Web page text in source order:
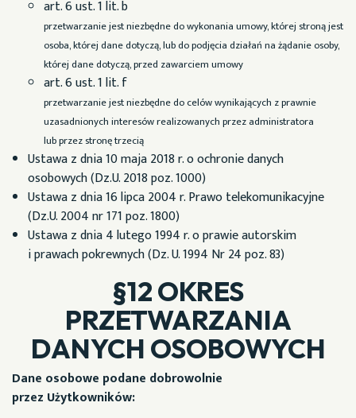
art. 6 ust. 1 lit. b
przetwarzanie jest niezbędne do wykonania umowy, której stroną jest
osoba, której dane dotyczą, lub do podjęcia działań na żądanie osoby,
której dane dotyczą, przed zawarciem umowy
art. 6 ust. 1 lit. f
przetwarzanie jest niezbędne do celów wynikających z prawnie
uzasadnionych interesów realizowanych przez administratora
lub przez stronę trzecią
Ustawa z dnia 10 maja 2018 r. o ochronie danych
osobowych (Dz.U. 2018 poz. 1000)
Ustawa z dnia 16 lipca 2004 r. Prawo telekomunikacyjne
(Dz.U. 2004 nr 171 poz. 1800)
Ustawa z dnia 4 lutego 1994 r. o prawie autorskim
i prawach pokrewnych (Dz. U. 1994 Nr 24 poz. 83)
§12 OKRES
PRZETWARZANIA
DANYCH OSOBOWYCH
Dane osobowe podane dobrowolnie
przez Użytkowników: